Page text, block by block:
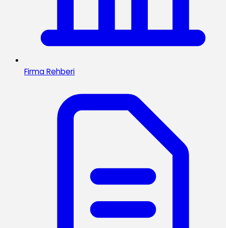
Firma Rehberi